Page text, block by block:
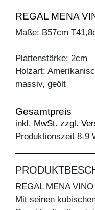
REGAL MENA
Maße: B57cm
Plattenstärke: 2cm
Holzart:
massiv, geölt
Gesamtpreis
inkl. MwSt. zzgl.
Produktionszeit 8-9
REGAL MENA VINO
Mit seinen